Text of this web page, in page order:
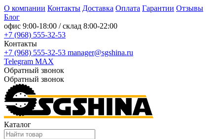
О компании Контакты Доставка Оплата Гарантии Отзывы
Блог
офис 9:00-18:00 / склад 8:00-22:00
+7 (968) 555-32-53
Контакты
+7 (968) 555-32-53 manager@sgshina.ru
Telegram MAX
Обратный звонок
Обратный звонок
Каталог